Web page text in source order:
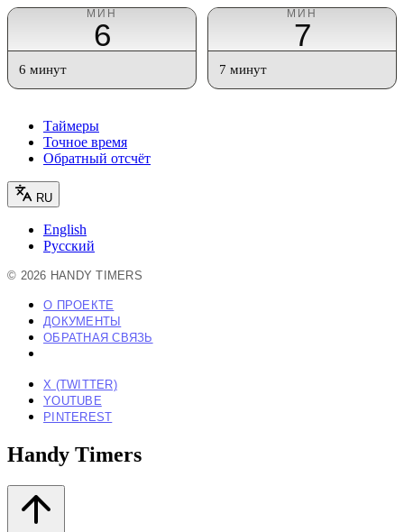
МИН
6
6 минут
МИН
7
7 минут
Таймеры
Точное время
Обратный отсчёт
RU
English
Русский
© 2026 HANDY TIMERS
О ПРОЕКТЕ
ДОКУМЕНТЫ
ОБРАТНАЯ СВЯЗЬ
X (TWITTER)
YOUTUBE
PINTEREST
Handy Timers